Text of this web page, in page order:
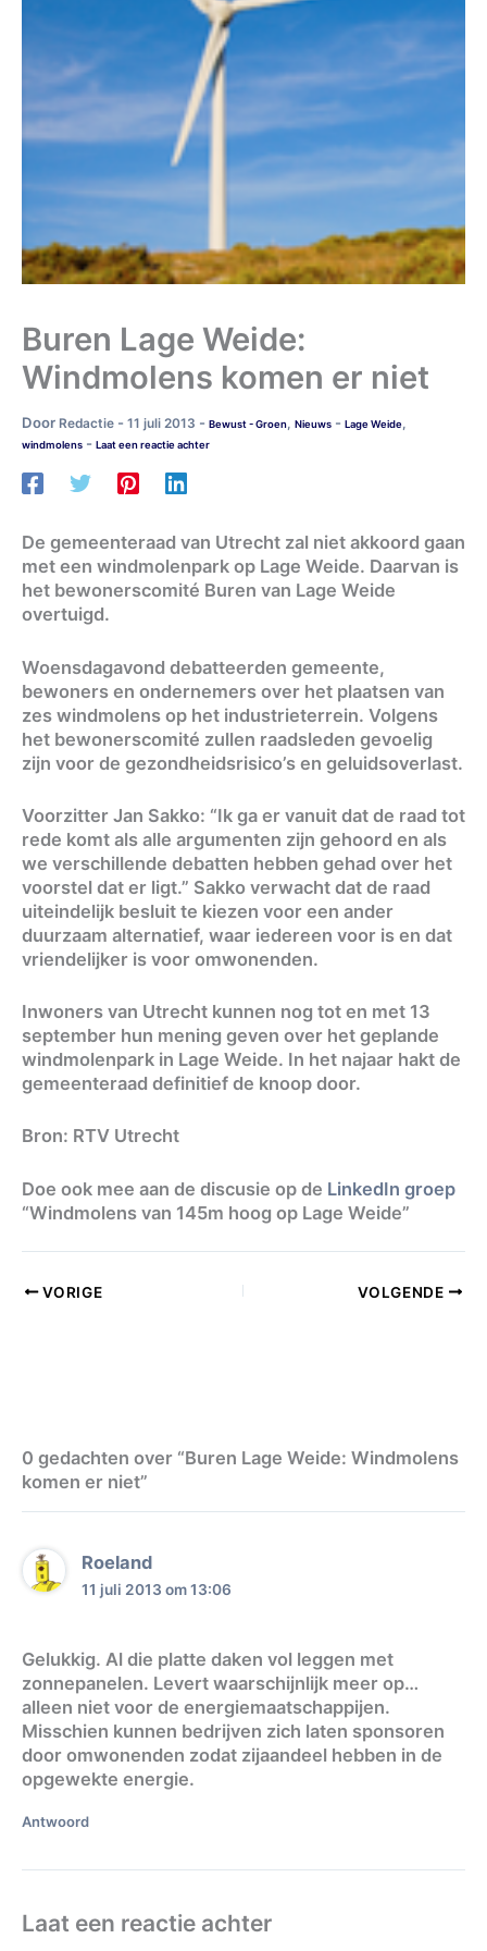
Buren Lage Weide:
Windmolens komen er niet
Door Redactie - 11 juli 2013 - Bewust - Groen, Nieuws - Lage Weide,
windmolens - Laat een reactie achter
De gemeenteraad van Utrecht zal niet akkoord gaan
met een windmolenpark op Lage Weide. Daarvan is
het bewonerscomité Buren van Lage Weide
overtuigd.
Woensdagavond debatteerden gemeente,
bewoners en ondernemers over het plaatsen van
zes windmolens op het industrieterrein. Volgens
het bewonerscomité zullen raadsleden gevoelig
zijn voor de gezondheidsrisico’s en geluidsoverlast.
Voorzitter Jan Sakko: “Ik ga er vanuit dat de raad tot
rede komt als alle argumenten zijn gehoord en als
we verschillende debatten hebben gehad over het
voorstel dat er ligt.” Sakko verwacht dat de raad
uiteindelijk besluit te kiezen voor een ander
duurzaam alternatief, waar iedereen voor is en dat
vriendelijker is voor omwonenden.
Inwoners van Utrecht kunnen nog tot en met 13
september hun mening geven over het geplande
windmolenpark in Lage Weide. In het najaar hakt de
gemeenteraad definitief de knoop door.
Bron: RTV Utrecht
Doe ook mee aan de discusie op de LinkedIn groep
“Windmolens van 145m hoog op Lage Weide”
VORIGE VOLGENDE
0 gedachten over “Buren Lage Weide: Windmolens
komen er niet”
Roeland
11 juli 2013 om 13:06
Gelukkig. Al die platte daken vol leggen met
zonnepanelen. Levert waarschijnlijk meer op…
alleen niet voor de energiemaatschappijen.
Misschien kunnen bedrijven zich laten sponsoren
door omwonenden zodat zijaandeel hebben in de
opgewekte energie.
Antwoord
Laat een reactie achter